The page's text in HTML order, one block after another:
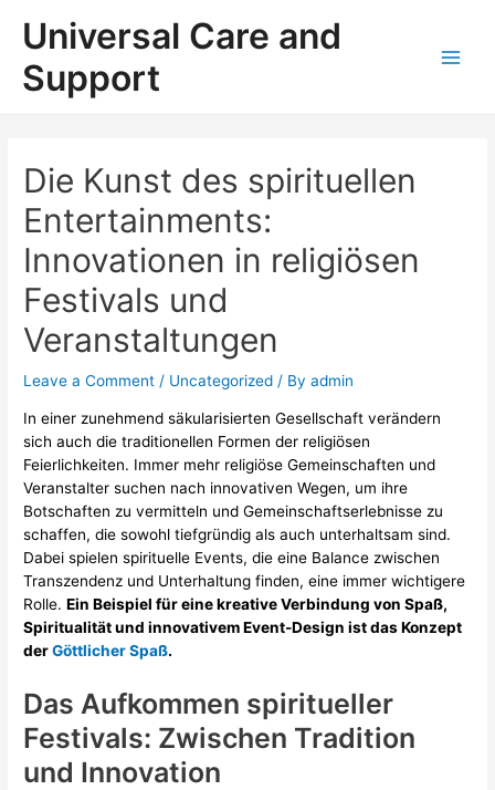
Universal Care and
Support
Die Kunst des spirituellen
Entertainments:
Innovationen in religiösen
Festivals und
Veranstaltungen
Leave a Comment / Uncategorized / Byadmin
In einer zunehmend säkularisierten Gesellschaft verändern
sich auch die traditionellen Formen der religiösen
Feierlichkeiten. Immer mehr religiöse Gemeinschaften und
Veranstalter suchen nach innovativen Wegen, um ihre
Botschaften zu vermitteln und Gemeinschaftserlebnisse zu
schaffen, die sowohl tiefgründig als auch unterhaltsam sind.
Dabei spielen spirituelle Events, die eine Balance zwischen
Transzendenz und Unterhaltung finden, eine immer wichtigere
Rolle.Ein Beispiel für eine kreative Verbindung von Spaß,
Spiritualität und innovativem Event-Design ist das Konzept
derGöttlicher Spaß.
Das Aufkommen spiritueller
Festivals: Zwischen Tradition
und Innovation